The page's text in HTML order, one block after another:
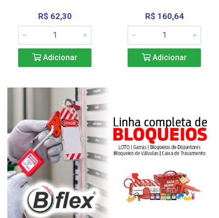
R$ 62,30
Adicionar
R$ 160,64
Adicionar